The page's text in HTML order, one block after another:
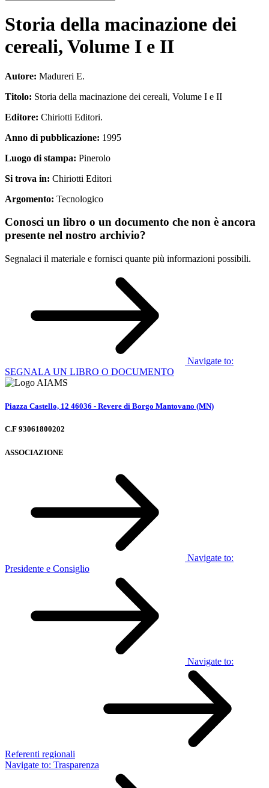
Storia della macinazione dei
cereali, Volume I e II
Autore: Madureri E.
Titolo: Storia della macinazione dei cereali, Volume I e II
Editore: Chiriotti Editori.
Anno di pubblicazione: 1995
Luogo di stampa: Pinerolo
Si trova in: Chiriotti Editori
Argomento: Tecnologico
Conosci un libro o un documento che non è ancora
presente nel nostro archivio?
Segnalaci il materiale e fornisci quante più informazioni possibili.
Navigate to:
SEGNALA UN LIBRO O DOCUMENTO
Piazza Castello, 12 46036 - Revere di Borgo Mantovano (MN)
C.F 93061800202
ASSOCIAZIONE
Navigate to:
Presidente e Consiglio
Navigate to:
Referenti regionali
Navigate to: Trasparenza